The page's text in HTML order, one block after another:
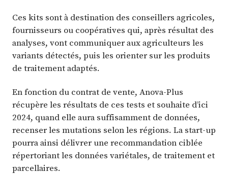
Ces kits sont à destination des conseillers agricoles,
fournisseurs ou coopératives qui, après résultat des
analyses, vont communiquer aux agriculteurs les
variants détectés, puis les orienter sur les produits
de traitement adaptés.
En fonction du contrat de vente, Anova-Plus
récupère les résultats de ces tests et souhaite d’ici
2024, quand elle aura suffisamment de données,
recenser les mutations selon les régions. La start-up
pourra ainsi délivrer une recommandation ciblée
répertoriant les données variétales, de traitement et
parcellaires.